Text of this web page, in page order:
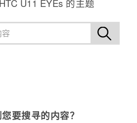
U11 EYEs 的主题
要搜寻的内容？